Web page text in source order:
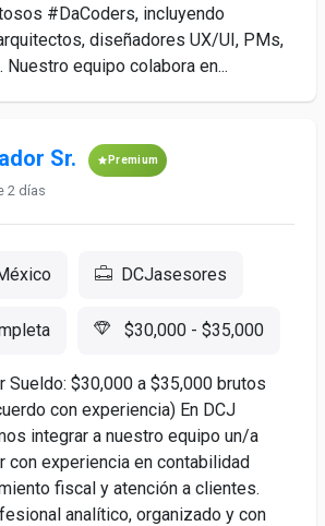
#DaCoders, incluyendo
diseñadores UX/UI, PMs,
equipo colabora en...
Sr. Premium
2 días
DCJasesores
$30,000 - $35,000
Sueldo: $30,000 a $35,000 brutos
con experiencia) En DCJ
integrar a nuestro equipo un/a
con experiencia en contabilidad
fiscal y atención a clientes.
analítico, organizado y con